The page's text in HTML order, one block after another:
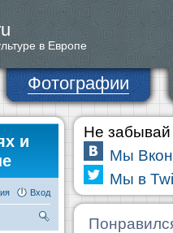
в Европе
Фотографии
и
Вход
Не забывай
Мы
Мы в